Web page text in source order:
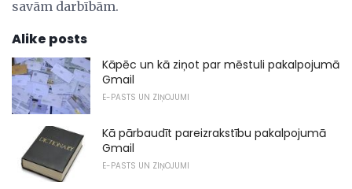
savām darbībām.
Alike posts
Kāpēc un kā ziņot par mēstuli pakalpojumā
Gmail
E-PASTS UN ZIŅOJUMI
Kā pārbaudīt pareizrakstību pakalpojumā
Gmail
E-PASTS UN ZIŅOJUMI